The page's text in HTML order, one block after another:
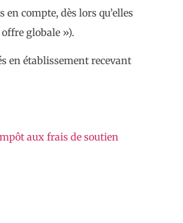
compte, dès lors qu’elles
globale »).
en établissement recevant
aux frais de soutien